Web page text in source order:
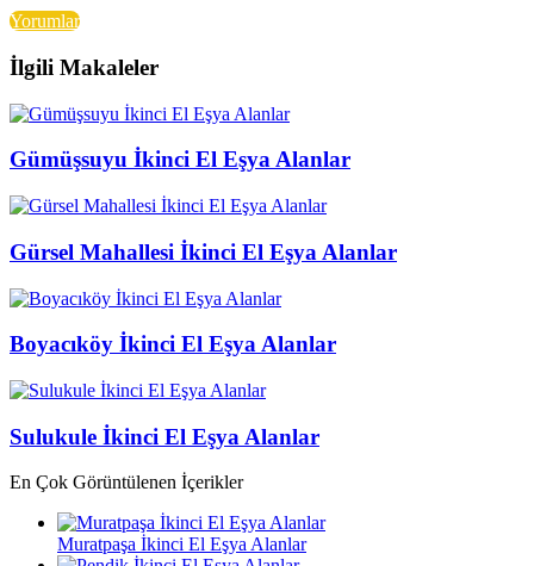
Yorumlar
İlgili Makaleler
Gümüşsuyu İkinci El Eşya Alanlar
Gürsel Mahallesi İkinci El Eşya Alanlar
Boyacıköy İkinci El Eşya Alanlar
Sulukule İkinci El Eşya Alanlar
En Çok Görüntülenen İçerikler
Muratpaşa İkinci El Eşya Alanlar